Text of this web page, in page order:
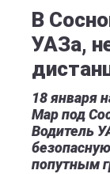
В
УАЗа,
18 января
Мар под
Водитель
попутным